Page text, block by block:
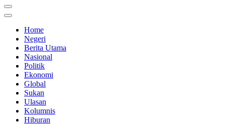
Home
Negeri
Berita Utama
Nasional
Politik
Ekonomi
Global
Sukan
Ulasan
Kolumnis
Hiburan